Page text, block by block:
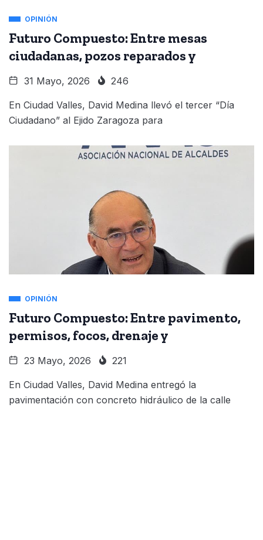
OPINIÓN
Futuro Compuesto: Entre mesas
ciudadanas, pozos reparados y
31 Mayo, 2026 246
En Ciudad Valles, David Medina llevó el tercer “Día
Ciudadano” al Ejido Zaragoza para
OPINIÓN
Futuro Compuesto: Entre pavimento,
permisos, focos, drenaje y
23 Mayo, 2026 221
En Ciudad Valles, David Medina entregó la
pavimentación con concreto hidráulico de la calle